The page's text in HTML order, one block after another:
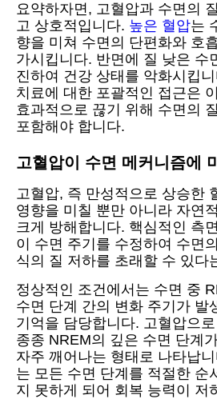
요약하자면, 고혈압과 수면의
고 상호적입니다. 높은 혈압는
향을 미쳐 수면의 단편화와 호
가시킵니다. 반면에 질 낮은 수
진하여 건강 상태를 악화시킵
치료에 대한 포괄적인 접근은
효과적으로 끊기 위해 수면의
포함해야 합니다.
고혈압이 수면 메커니즘에
고혈압, 즉 만성적으로 상승한
영향을 미칠 뿐만 아니라 자연
크게 방해합니다. 핵심적인 측
이 수면 주기를 수정하여 수면
식의 질 저하를 초래할 수 있다
정상적인 조건에서는 수면 중
수면 단계 간의 변화 주기가 발
기억을 담당합니다. 고혈압으
종종 NREM의 깊은 수면 단계
자주 깨어나는 형태로 나타납
는 모든 수면 단계를 적절한 순
지 못하게 되어 회복 능력이 저